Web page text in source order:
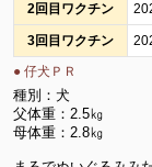
2回目ワクチン
3回目ワクチン
● 仔犬ＰＲ
種別：犬
父体重：2.5㎏
母体重：2.8㎏